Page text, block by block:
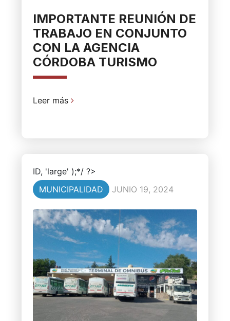
IMPORTANTE REUNIÓN DE
TRABAJO EN CONJUNTO
CON LA AGENCIA
CÓRDOBA TURISMO
Leer más
ID, 'large' );*/ ?>
MUNICIPALIDAD
JUNIO 19, 2024